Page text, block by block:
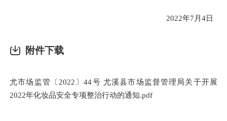
2022年7月4日
附件下载
尤市场监管〔2022〕44号 尤溪县市场监督管理局关于开展
2022年化妆品安全专项整治行动的通知.pdf